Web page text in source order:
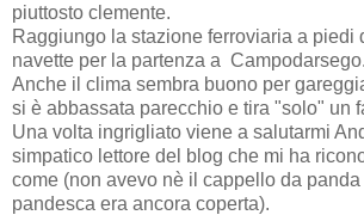
piuttosto clemente.
Raggiungo la stazione ferroviaria a piedi
navette per la partenza a Campodarsego.
Anche il clima sembra buono per
si è abbassata parecchio e tira "solo" un
Una volta ingrigliato viene a salutarmi
simpatico lettore del blog che mi ha
come (non avevo nè il cappello da
pandesca era ancora coperta).